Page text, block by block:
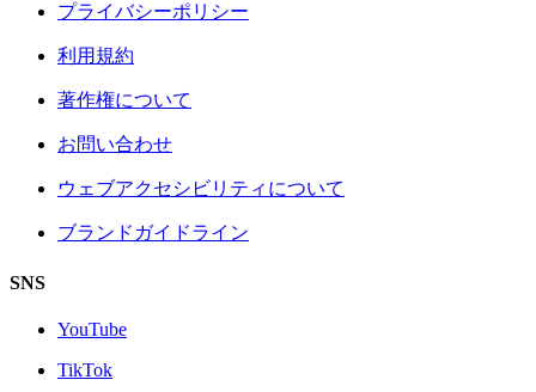
プライバシーポリシー
利用規約
著作権について
お問い合わせ
ウェブアクセシビリティについて
ブランドガイドライン
SNS
YouTube
TikTok